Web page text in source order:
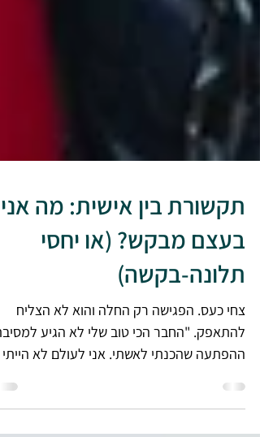
תקשורת בין אישית: מה אני
בעצם מבקש? (או יחסי
תלונה-בקשה)
צחי כעס. הפגישה רק החלה והוא לא הצליח
להתאפק. "החבר הכי טוב שלי לא הגיע